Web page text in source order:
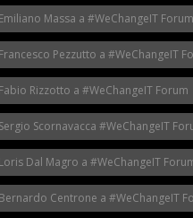
Massa a #WeChangeIT Forum
Pezzutto a #WeChangeIT
Rizzotto a #WeChangeIT Forum
Scornavacca #WeChangeIT
Dal Magro a #WeChangeIT
Centrone a #WeChangeIT